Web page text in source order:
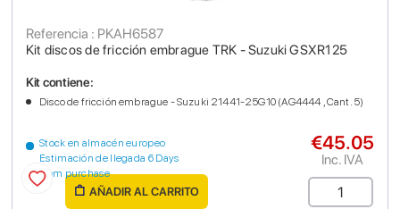
Kit discos de fricción embrague TRK - Suzuki GSXR125
Referencia : PKAH6587
Stock en almacén europeo
Estimación de llegada 6 Days
from purchase
Kit contiene:
Disco de fricción embrague - Suzuki 21441-25G10 (AG4444 , Cant. 5)
€45.05
Inc. IVA
AÑADIR AL CARRITO